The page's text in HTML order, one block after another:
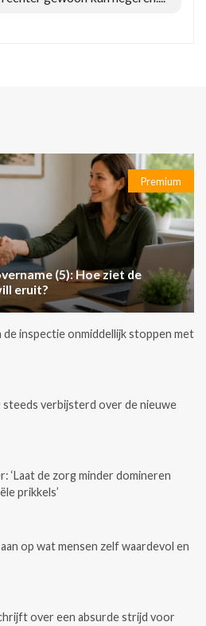
Premium
(5): Hoe ziet de
eruit?
inspectie onmiddellijk stoppen met
verbijsterd over de nieuwe
‘Laat de zorg minder domineren
prikkels’
op wat mensen zelf waardevol en
over een absurde strijd voor